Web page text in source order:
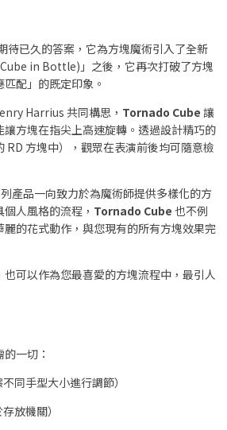
待已久的答案，它為方塊魔術引入了全新
in Bottle)」之後，它再次打破了方塊
配」的既定印象。
Harrius 共同構思， Tornado Cube 讓
方塊在指尖上高速旋轉。透過設計精巧的
RD 方塊中），觀眾在表演前後均可隨意檢
產品一向致力於為魔術師提供多樣化的方
人風格的流程， Tornado Cube 也不例
的花式動作，與您現有的所有方塊效果完
可以作為您最喜愛的方塊流程中，最引人
一切：
不同手型大小進行調節）
存放機關）